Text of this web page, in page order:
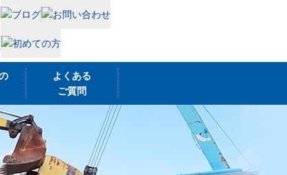
よくある
ご質問